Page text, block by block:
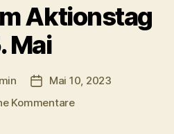
Aktionstag
Mai
Beitragsdatum
Mai 10, 2023
Kommentarezu